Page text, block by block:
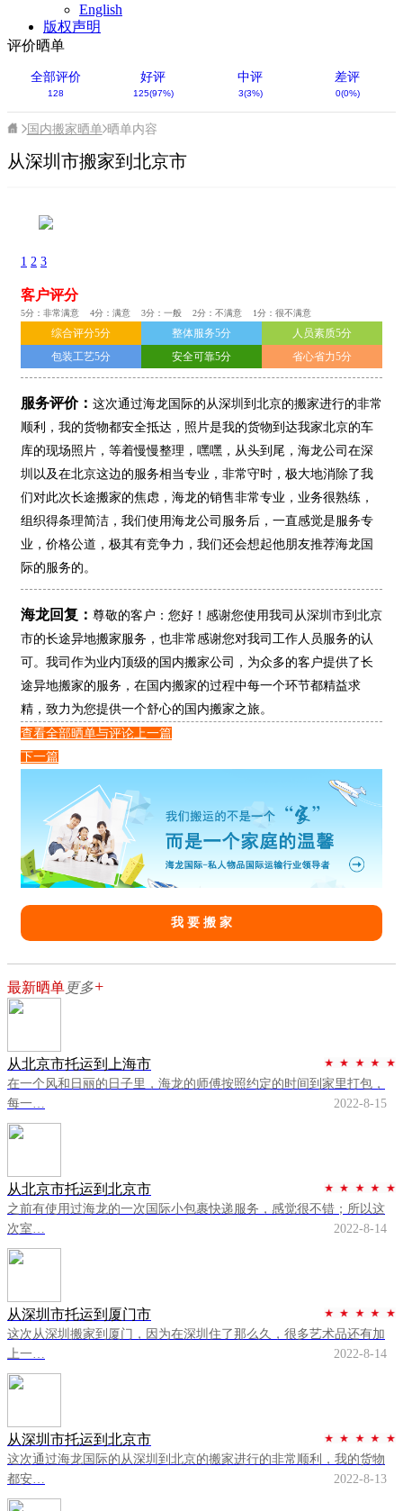
English
版权声明
评价晒单
全部评价
128
好评
125(97%)
中评
3(3%)
差评
0(0%)
国内搬家晒单 晒单内容
从深圳市搬家到北京市
1 2 3
客户评分
5分：非常满意 4分：满意 3分：一般 2分：不满意 1分：很不满意
综合评分5分 整体服务5分
人员素质5分
包装工艺5分
安全可靠5分 省心省力5分
服务评价： 这次通过海龙国际的从深圳到北京的搬家进行的非常
顺利，我的货物都安全抵达，照片是我的货物到达我家北京的车
库的现场照片，等着慢慢整理，嘿嘿，从头到尾，海龙公司在深
圳以及在北京这边的服务相当专业，非常守时，极大地消除了我
们对此次长途搬家的焦虑，海龙的销售非常专业，业务很熟练，
组织得条理简洁，我们使用海龙公司服务后，一直感觉是服务专
业，价格公道，极其有竞争力，我们还会想起他朋友推荐海龙国
际的服务的。
海龙回复： 尊敬的客户：您好！感谢您使用我司从深圳市到北京
市的长途异地搬家服务，也非常感谢您对我司工作人员服务的认
可。我司作为业内顶级的国内搬家公司，为众多的客户提供了长
途异地搬家的服务，在国内搬家的过程中每一个环节都精益求
精，致力为您提供一个舒心的国内搬家之旅。
查看全部晒单与评论 上一篇
下一篇
我 要 搬 家
最新晒单更多+
从北京市托运到上海市
在一个风和日丽的日子里，海龙的师傅按照约定的时间到家里打包，
每一…
2022-8-15
从北京市托运到北京市
之前有使用过海龙的一次国际小包裹快递服务，感觉很不错；所以这
次室…
2022-8-14
从深圳市托运到厦门市
这次从深圳搬家到厦门，因为在深圳住了那么久，很多艺术品还有加
上一…
2022-8-14
从深圳市托运到北京市
这次通过海龙国际的从深圳到北京的搬家进行的非常顺利，我的货物
都安…
2022-8-13